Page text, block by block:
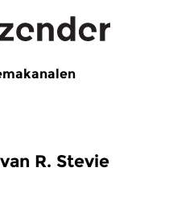
R. Stevie